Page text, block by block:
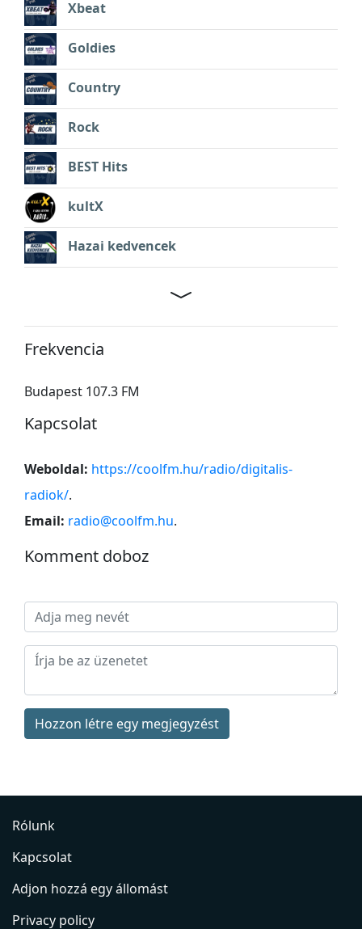
Xbeat
Goldies
Country
Rock
BEST Hits
kultX
Hazai kedvencek
Frekvencia
Budapest 107.3 FM
Kapcsolat
Weboldal: https://coolfm.hu/radio/digitalis-
radiok/.
Email: radio@coolfm.hu.
Komment doboz
Hozzon létre egy megjegyzést
Rólunk
Kapcsolat
Adjon hozzá egy állomást
Privacy policy